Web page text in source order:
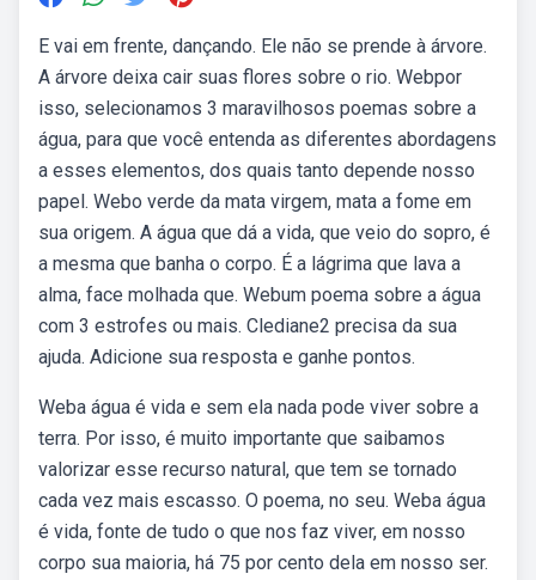
E vai em frente, dançando. Ele não se prende à árvore.
A árvore deixa cair suas flores sobre o rio. Webpor
isso, selecionamos 3 maravilhosos poemas sobre a
água, para que você entenda as diferentes abordagens
a esses elementos, dos quais tanto depende nosso
papel. Webo verde da mata virgem, mata a fome em
sua origem. A água que dá a vida, que veio do sopro, é
a mesma que banha o corpo. É a lágrima que lava a
alma, face molhada que. Webum poema sobre a água
com 3 estrofes ou mais. Clediane2 precisa da sua
ajuda. Adicione sua resposta e ganhe pontos.
Weba água é vida e sem ela nada pode viver sobre a
terra. Por isso, é muito importante que saibamos
valorizar esse recurso natural, que tem se tornado
cada vez mais escasso. O poema, no seu. Weba água
é vida, fonte de tudo o que nos faz viver, em nosso
corpo sua maioria, há 75 por cento dela em nosso ser.